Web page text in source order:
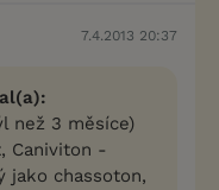
7.4.2013 20:37
než 3 měsíce)
Caniviton -
jako chassoton,